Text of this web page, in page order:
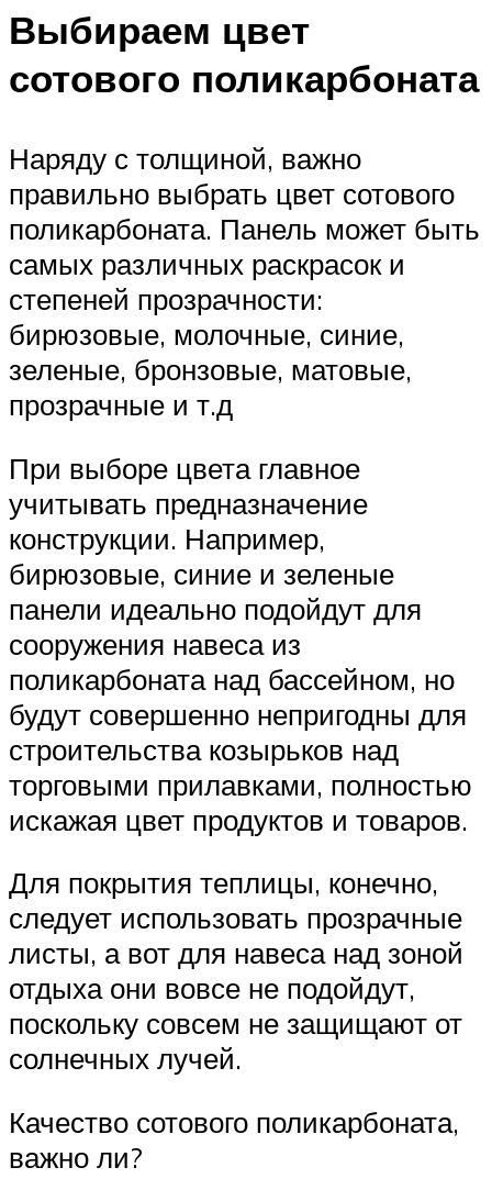
Выбираем цвет
сотового поликарбоната
Наряду с толщиной, важно
правильно выбрать цвет сотового
поликарбоната. Панель может быть
самых различных раскрасок и
степеней прозрачности:
бирюзовые, молочные, синие,
зеленые, бронзовые, матовые,
прозрачные и т.д
При выборе цвета главное
учитывать предназначение
конструкции. Например,
бирюзовые, синие и зеленые
панели идеально подойдут для
сооружения навеса из
поликарбоната над бассейном, но
будут совершенно непригодны для
строительства козырьков над
торговыми прилавками, полностью
искажая цвет продуктов и товаров.
Для покрытия теплицы, конечно,
следует использовать прозрачные
листы, а вот для навеса над зоной
отдыха они вовсе не подойдут,
поскольку совсем не защищают от
солнечных лучей.
Качество сотового поликарбоната,
важно ли?